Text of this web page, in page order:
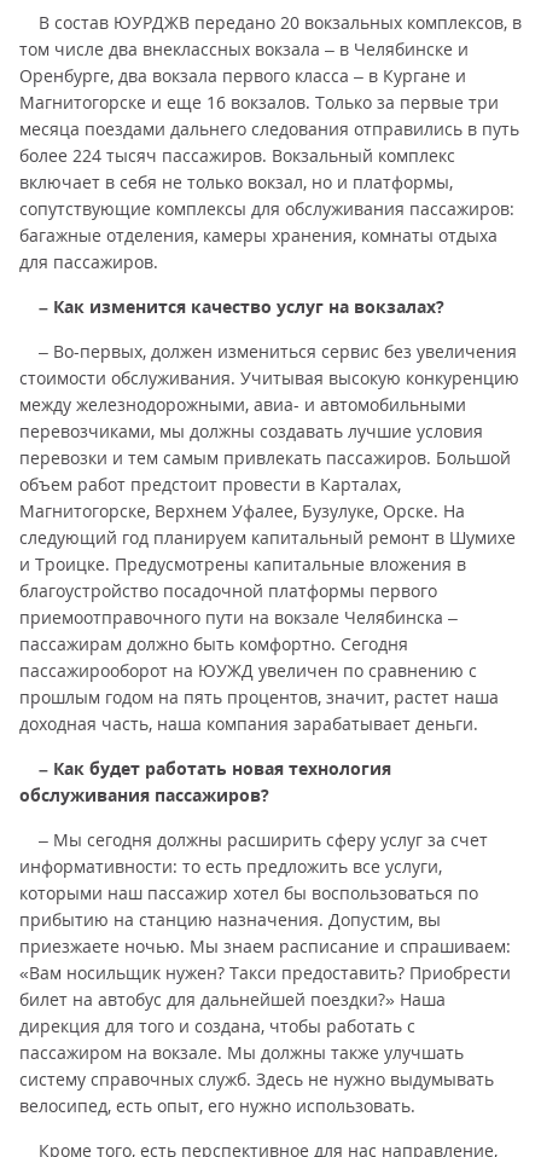
В состав ЮУРДЖВ передано 20 вокзальных комплексов, в
том числе два внеклассных вокзала – в Челябинске и
Оренбурге, два вокзала первого класса – в Кургане и
Магнитогорске и еще 16 вокзалов. Только за первые три
месяца поездами дальнего следования отправились в путь
более 224 тысяч пассажиров. Вокзальный комплекс
включает в себя не только вокзал, но и платформы,
сопутствующие комплексы для обслуживания пассажиров:
багажные отделения, камеры хранения, комнаты отдыха
для пассажиров.
– Как изменится качество услуг на вокзалах?
– Во-первых, должен измениться сервис без увеличения
стоимости обслуживания. Учитывая высокую конкуренцию
между железнодорожными, авиа- и автомобильными
перевозчиками, мы должны создавать лучшие условия
перевозки и тем самым привлекать пассажиров. Большой
объем работ предстоит провести в Карталах,
Магнитогорске, Верхнем Уфалее, Бузулуке, Орске. На
следующий год планируем капитальный ремонт в Шумихе
и Троицке. Предусмотрены капитальные вложения в
благоустройство посадочной платформы первого
приемоотправочного пути на вокзале Челябинска –
пассажирам должно быть комфортно. Сегодня
пассажирооборот на ЮУЖД увеличен по сравнению с
прошлым годом на пять процентов, значит, растет наша
доходная часть, наша компания зарабатывает деньги.
– Как будет работать новая технология
обслуживания пассажиров?
– Мы сегодня должны расширить сферу услуг за счет
информативности: то есть предложить все услуги,
которыми наш пассажир хотел бы воспользоваться по
прибытию на станцию назначения. Допустим, вы
приезжаете ночью. Мы знаем расписание и спрашиваем:
«Вам носильщик нужен? Такси предоставить? Приобрести
билет на автобус для дальнейшей поездки?» Наша
дирекция для того и создана, чтобы работать с
пассажиром на вокзале. Мы должны также улучшать
систему справочных служб. Здесь не нужно выдумывать
велосипед, есть опыт, его нужно использовать.
Кроме того, есть перспективное для нас направление,